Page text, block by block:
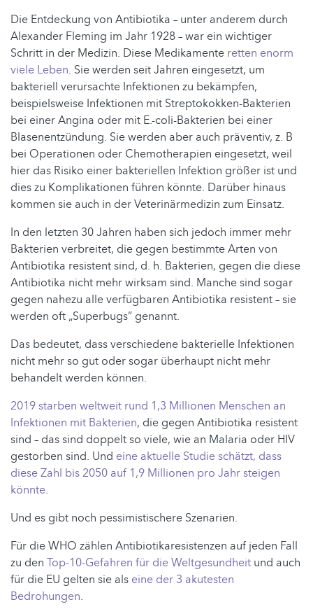
Die Entdeckung von Antibiotika – unter anderem durch
Alexander Fleming im Jahr 1928 – war ein wichtiger
Schritt in der Medizin. Diese Medikamente retten enorm
viele Leben. Sie werden seit Jahren eingesetzt, um
bakteriell verursachte Infektionen zu bekämpfen,
beispielsweise Infektionen mit Streptokokken-Bakterien
bei einer Angina oder mit E.-coli-Bakterien bei einer
Blasenentzündung. Sie werden aber auch präventiv, z. B
bei Operationen oder Chemotherapien eingesetzt, weil
hier das Risiko einer bakteriellen Infektion größer ist und
dies zu Komplikationen führen könnte. Darüber hinaus
kommen sie auch in der Veterinärmedizin zum Einsatz.
In den letzten 30 Jahren haben sich jedoch immer mehr
Bakterien verbreitet, die gegen bestimmte Arten von
Antibiotika resistent sind, d. h. Bakterien, gegen die diese
Antibiotika nicht mehr wirksam sind. Manche sind sogar
gegen nahezu alle verfügbaren Antibiotika resistent – sie
werden oft „Superbugs” genannt.
Das bedeutet, dass verschiedene bakterielle Infektionen
nicht mehr so gut oder sogar überhaupt nicht mehr
behandelt werden können.
2019 starben weltweit rund 1,3 Millionen Menschen an
Infektionen mit Bakterien, die gegen Antibiotika resistent
sind – das sind doppelt so viele, wie an Malaria oder HIV
gestorben sind. Und eine aktuelle Studie schätzt, dass
diese Zahl bis 2050 auf 1,9 Millionen pro Jahr steigen
könnte.
Und es gibt noch pessimistischere Szenarien.
Für die WHO zählen Antibiotikaresistenzen auf jeden Fall
zu den Top-10-Gefahren für die Weltgesundheit und auch
für die EU gelten sie als eine der 3 akutesten
Bedrohungen.